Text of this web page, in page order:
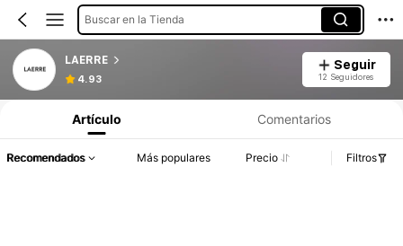
Buscar en la Tienda
LAERRE
4.93
Seguir
12 Seguidores
Artículo Comentarios
Recomendados Más populares Precio Filtros